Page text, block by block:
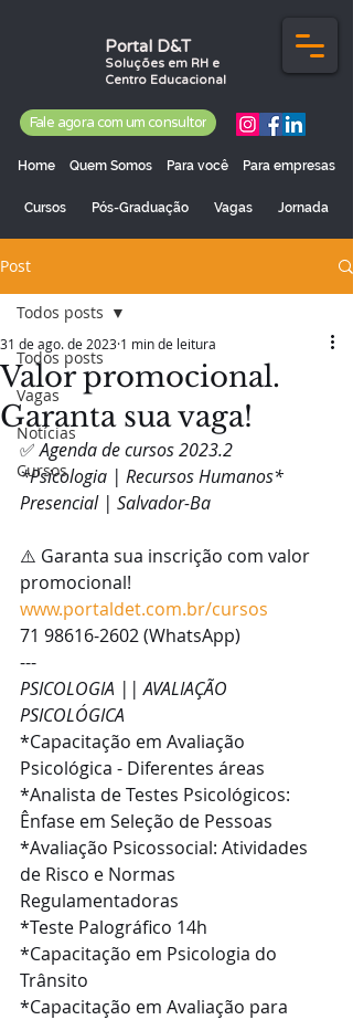
Portal D&T
Soluções em RH e
Centro Educacional
Fale agora com um consultor
Home Quem Somos Para você Para empresas
Cursos Pós-Graduação Vagas Jornada
Post
Todos posts
Vagas
Notícias
Cursos
Todos posts
Valor promocional.
Garanta sua vaga!
31 de ago. de 2023 1 min de leitura
✅ Agenda de cursos 2023.2
*Psicologia | Recursos Humanos*
Presencial | Salvador-Ba
⚠️ Garanta sua inscrição com valor
promocional!
www.portaldet.com.br/cursos
71 98616-2602 (WhatsApp)
---
PSICOLOGIA || AVALIAÇÃO
PSICOLÓGICA
*Capacitação em Avaliação
Psicológica - Diferentes áreas
*Analista de Testes Psicológicos:
Ênfase em Seleção de Pessoas
*Avaliação Psicossocial: Atividades
de Risco e Normas
Regulamentadoras
*Teste Palográfico 14h
*Capacitação em Psicologia do
Trânsito
*Capacitação em Avaliação para